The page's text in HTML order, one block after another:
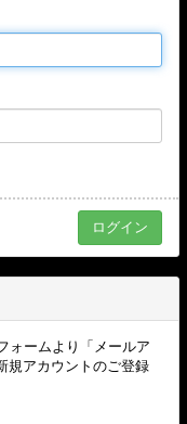
ォームより「メールア
規アカウントのご登録